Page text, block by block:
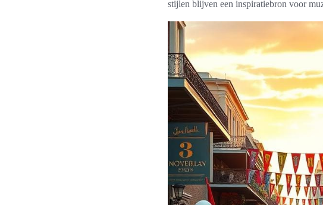
stijlen blijven een inspiratiebron voor